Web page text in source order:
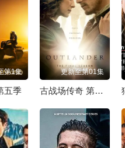
第1集
五季
更新至第01集
古战场传奇 第八季